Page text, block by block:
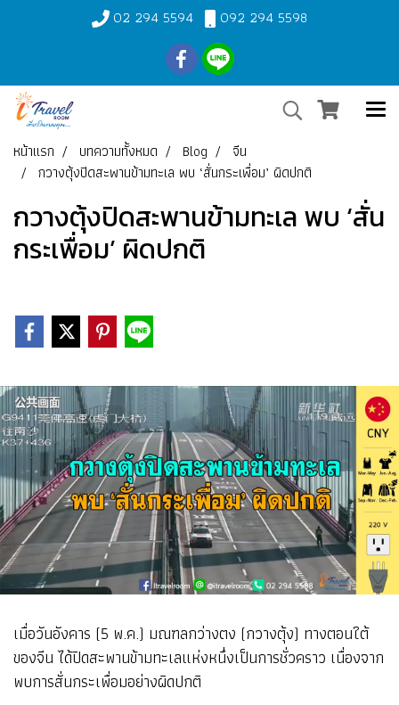
02 294 5594 092 294 5598
หน้าแรก บทความทั้งหมด Blog
จีน
กวางตุ้งปิดสะพานข้ามทะเล พบ ‘สั่นกระเพื่อม’ ผิดปกติ
กวางตุ้งปิดสะพานข้ามทะเล พบ ‘สั่น
กระเพื่อม’ ผิดปกติ
เมื่อวันอังคาร (5 พ.ค.) มณฑลกว่างตง (กวางตุ้ง) ทางตอนใต้
ของจีน ได้ปิดสะพานข้ามทะเลแห่งหนึ่งเป็นการชั่วคราว เนื่องจาก
พบการสั่นกระเพื่อมอย่างผิดปกติ